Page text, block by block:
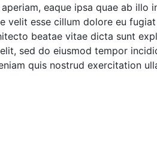
eaque ipsa quae ab illo
velit esse cillum dolore eu
beatae vitae dicta sunt
sed do eiusmod tempor
quis nostrud exercitation